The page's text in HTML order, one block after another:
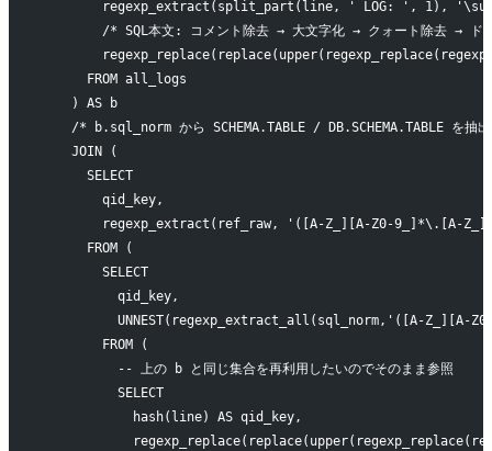
regexp_extract(split_part(line, ' LOG: ', 1),
/* SQL本文: コメント除去 → 大文字化 → クォート除去 → ド
      FROM all_logs
    ) AS b
/* b.sql_norm から SCHEMA.TABLE / DB.SCHEMA.TABLE を抽出
    JOIN (
      SELECT
        qid_key,
regexp_extract(ref_raw, '([A-Z_][A-Z0-9_]*\.[A-
      FROM (
        SELECT
          qid_key,
UNNEST(regexp_extract_all(sql_norm,'([A-Z_][A-
        FROM (
          -- 上の b と同じ集合を再利用したいのでそのまま参照
          SELECT
            hash(line) AS qid_key,